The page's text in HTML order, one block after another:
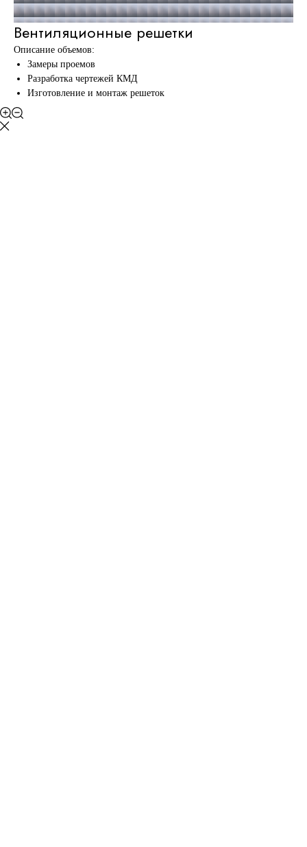
Вентиляционные решетки
Описание объемов:
Замеры проемов
Разработка чертежей КМД
Изготовление и монтаж решеток